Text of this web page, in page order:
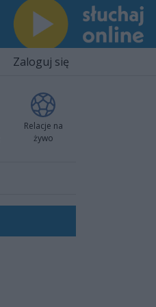
Zaloguj się
Relacje na
żywo